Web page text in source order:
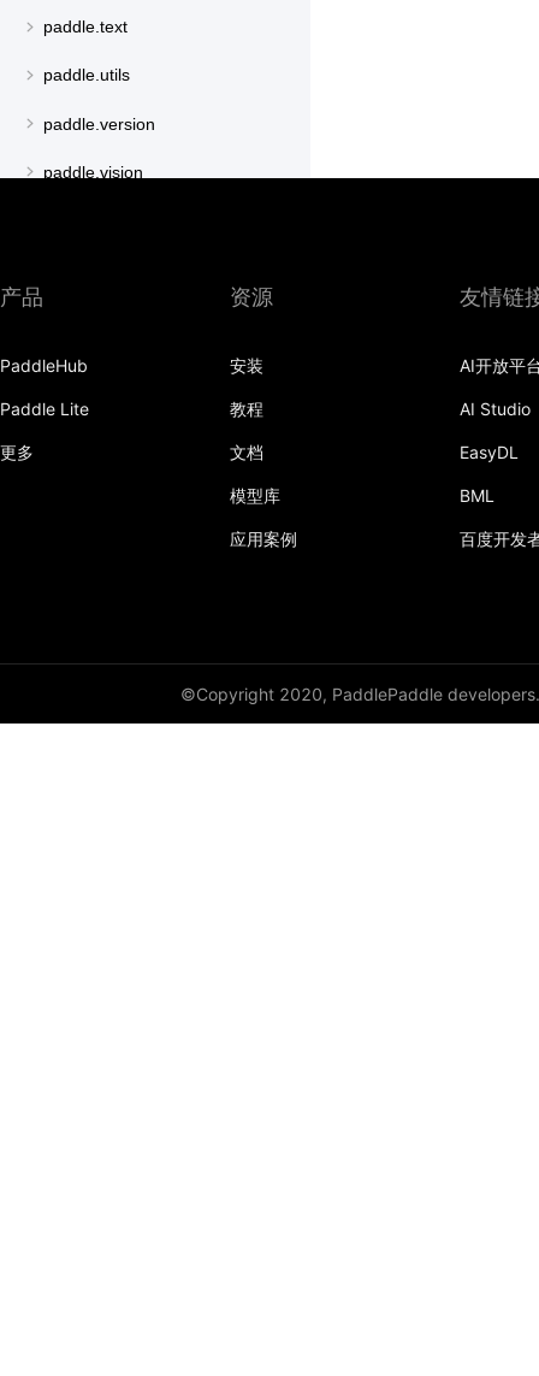
paddle.text
paddle.utils
paddle.version
paddle.vision
产品
PaddleHub
Paddle Lite
更多
资源
安装
教程
文档
模型库
应用案例
友情链
AI开放平
AI Studio
EasyDL
BML
百度开发
©Copyright 2020, PaddlePaddle developers.